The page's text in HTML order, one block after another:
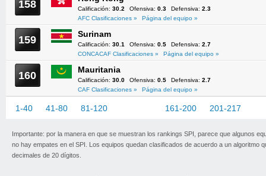
158 Calificación: 30.2 Ofensiva: 0.3 Defensiva: 2.3
AFC Clasificaciones »
Página del equipo »
159 Surinam
Calificación: 30.1 Ofensiva: 0.5 Defensiva: 2.7
CONCACAF Clasificaciones »
Página del equipo »
160 Mauritania
Calificación: 30.0 Ofensiva: 0.5 Defensiva: 2.7
CAF Clasificaciones »
Página del equipo »
1-40 41-80 81-120 161-200 201-217
Importante: por la manera en que se muestran los rankings SPI, parece que algunos
no hay empates en el SPI. Los equipos quedan clasificados de acuerdo a un algoritmo
decimales de 20 dígitos.